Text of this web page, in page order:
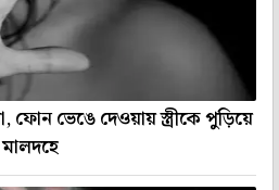
ফোন ভেঙে দেওয়ায় স্ত্রীকে পুড়িয়ে